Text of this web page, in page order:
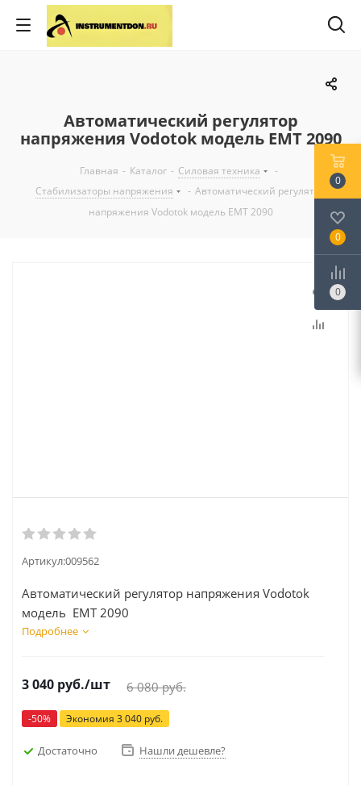
Автоматический регулятор
напряжения Vodotok модель EMT 2090
Главная - Каталог - Силовая техника
-
Стабилизаторы напряжения
- Автоматический регулятор
напряжения Vodotok модель EMT 2090
Артикул:009562
Автоматический регулятор напряжения Vodotok
модель EMT 2090
Подробнее
3 040 руб./шт 6 080руб.
-50% Экономия 3 040 руб.
Достаточно Нашли дешевле?
0
0
0